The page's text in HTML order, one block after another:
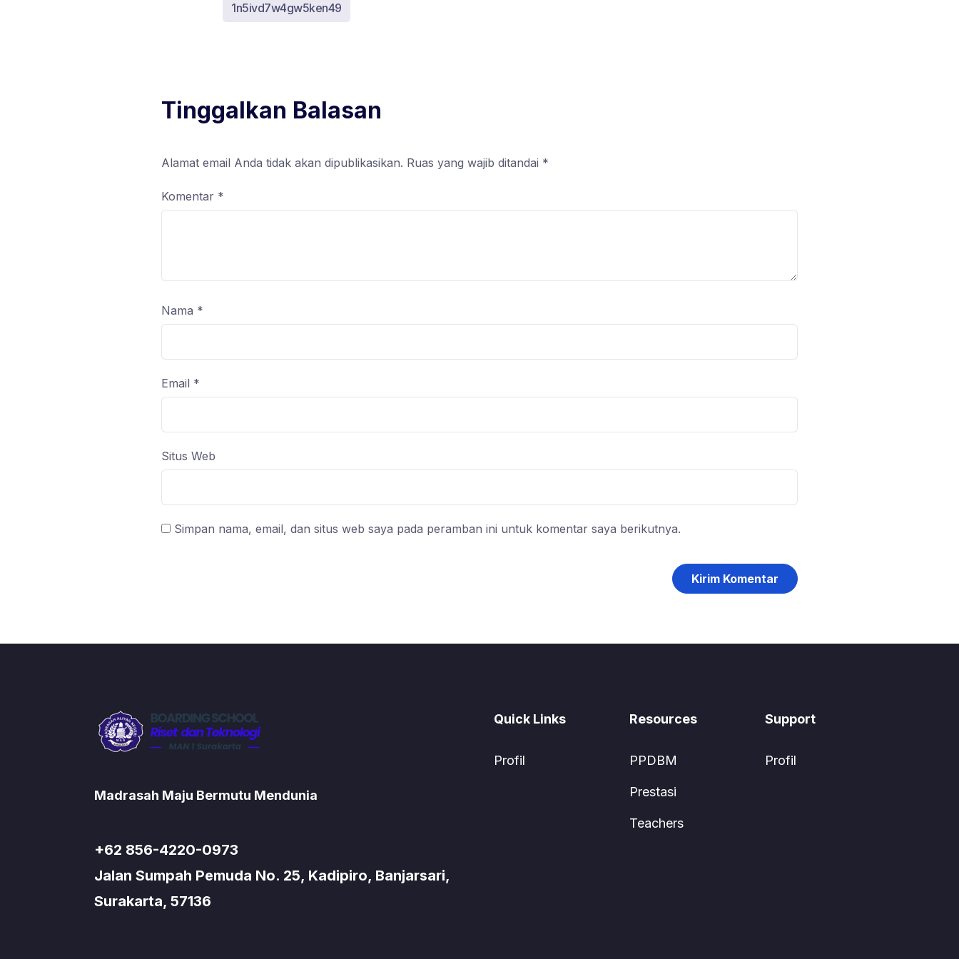
1n5ivd7w4gw5ken49
Tinggalkan Balasan
Alamat email Anda tidak akan dipublikasikan. Ruas yang wajib ditandai *
Komentar *
Nama *
Email *
Situs Web
Simpan nama, email, dan situs web saya pada peramban ini untuk komentar saya berikutnya.
Madrasah Maju Bermutu Mendunia
+62 856-4220-0973
Jalan Sumpah Pemuda No. 25, Kadipiro, Banjarsari,
Surakarta, 57136
Quick Links
Profil
Resources
PPDBM
Prestasi
Teachers
Support
Profil